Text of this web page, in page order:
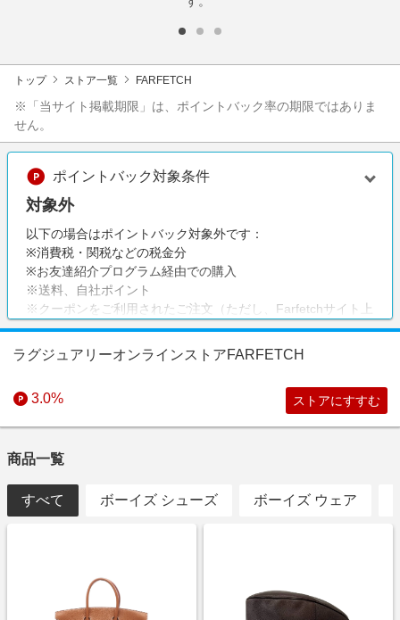
トップ ストア一覧 FARFETCH
※「当サイト掲載期限」は、ポイントバック率の期限ではありま
せん。
ポイントバック対象条件
対象外
以下の場合はポイントバック対象外です：
※消費税・関税などの税金分
※お友達紹介プログラム経由での購入
※送料、自社ポイント
※クーポンをご利用されたご注文（ただし、Farfetchサイト上
で表記している全てのお客様が共通で使えるクーポンをご利
用の場合は、クーポン利用分のみ対象外。）
※アプリ経由でのご購入
※Gucci、Fendi、Marla Aaron、Foundrae の全商品
注意事項
返品可能なため、ポイントに関するお問い合わせは商品発送
ラグジュアリーオンラインストアFARFETCH
3.0% ストアにすすむ
商品一覧
すべて ボーイズ シューズ ボーイズ ウェア